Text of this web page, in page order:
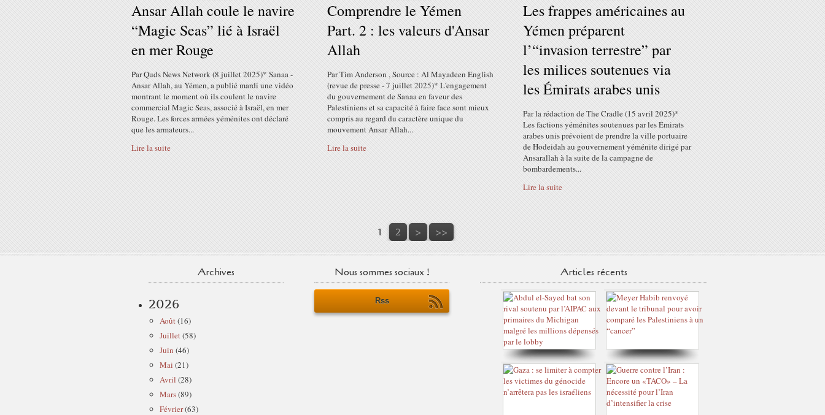
Ansar Allah coule le navire
“Magic Seas” lié à Israël
en mer Rouge
Par Quds News Network (8 juillet 2025)* Sanaa -
Ansar Allah, au Yémen, a publié mardi une vidéo
montrant le moment où ils coulent le navire
commercial Magic Seas, associé à Israël, en mer
Rouge. Les forces armées yéménites ont déclaré
que les armateurs...
Lire la suite
Comprendre le Yémen
Part. 2 : les valeurs d'Ansar
Allah
Par Tim Anderson , Source : Al Mayadeen English
(revue de presse - 7 juillet 2025)* L'engagement
du gouvernement de Sanaa en faveur des
Palestiniens et sa capacité à faire face sont mieux
compris au regard du caractère unique du
mouvement Ansar Allah...
Lire la suite
Les frappes américaines au
Yémen préparent
l’“invasion terrestre” par
les milices soutenues via
les Émirats arabes unis
Par la rédaction de The Cradle (15 avril 2025)*
Les factions yéménites soutenues par les Émirats
arabes unis prévoient de prendre la ville portuaire
de Hodeidah au gouvernement yéménite dirigé par
Ansarallah à la suite de la campagne de
bombardements...
Lire la suite
1 2 > >>
Archives
2026
Août(16)
Juillet(58)
Juin (46)
Mai (21)
Avril (28)
Mars(89)
Février(63)
Nous sommes sociaux !
Rss
Articles récents